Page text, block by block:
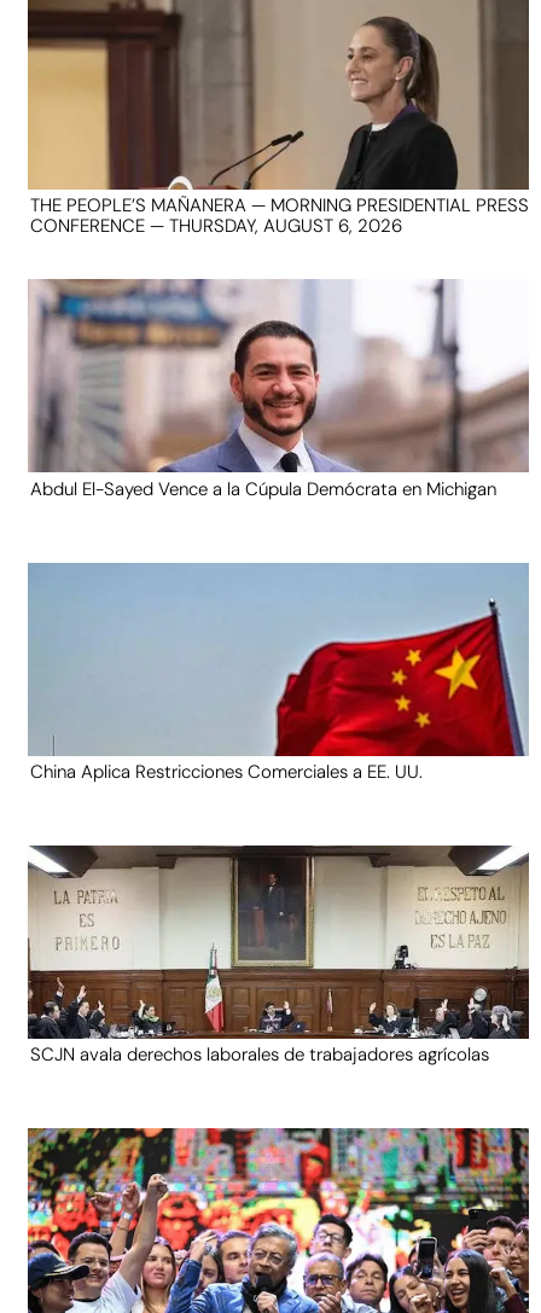
THE PEOPLE’S MAÑANERA — MORNING PRESIDENTIAL PRESS
CONFERENCE — THURSDAY, AUGUST 6, 2026
Abdul El-Sayed Vence a la Cúpula Demócrata en Michigan
China Aplica Restricciones Comerciales a EE. UU.
SCJN avala derechos laborales de trabajadores agrícolas